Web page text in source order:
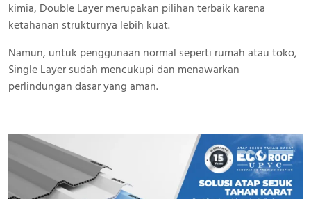
kimia, Double Layer merupakan pilihan terbaik karena
ketahanan strukturnya lebih kuat.
Namun, untuk penggunaan normal seperti rumah atau toko,
Single Layer sudah mencukupi dan menawarkan
perlindungan dasar yang aman.